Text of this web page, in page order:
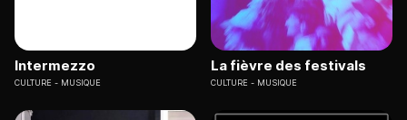
Intermezzo
CULTURE MUSIQUE
La fièvre des festivals
CULTURE MUSIQUE